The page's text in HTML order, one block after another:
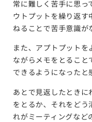
常に難しく苦手に思っ
ウトプットを繰り返
ねることで苦手意識が
また、アプトプット
ながらメモをとること
できるようになったと
あとで見返したときに
をとるか、それをどう
れがミーティングなど